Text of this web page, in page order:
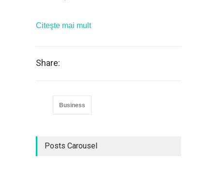
Citeşte mai mult
Share:
Business
Posts Carousel